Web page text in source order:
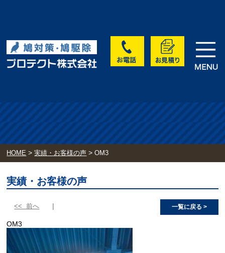
HOME >実績・お客様の声 >OM3
実績・お客様の声
<< 前へ 一覧に戻る >
OM3